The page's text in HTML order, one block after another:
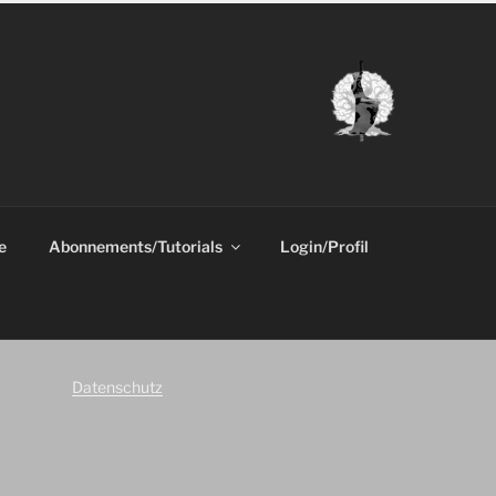
Abonnements/Tutorials Login/Profil
Datenschutz